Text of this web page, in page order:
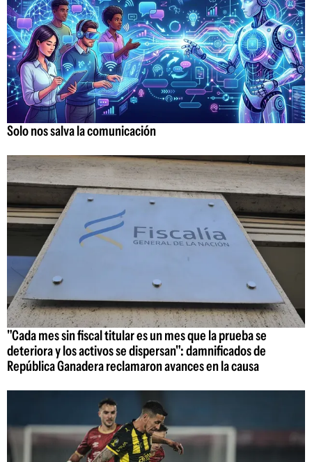
Solo nos salva la comunicación
"Cada mes sin fiscal titular es un mes que la prueba se
deteriora y los activos se dispersan": damnificados de
República Ganadera reclamaron avances en la causa